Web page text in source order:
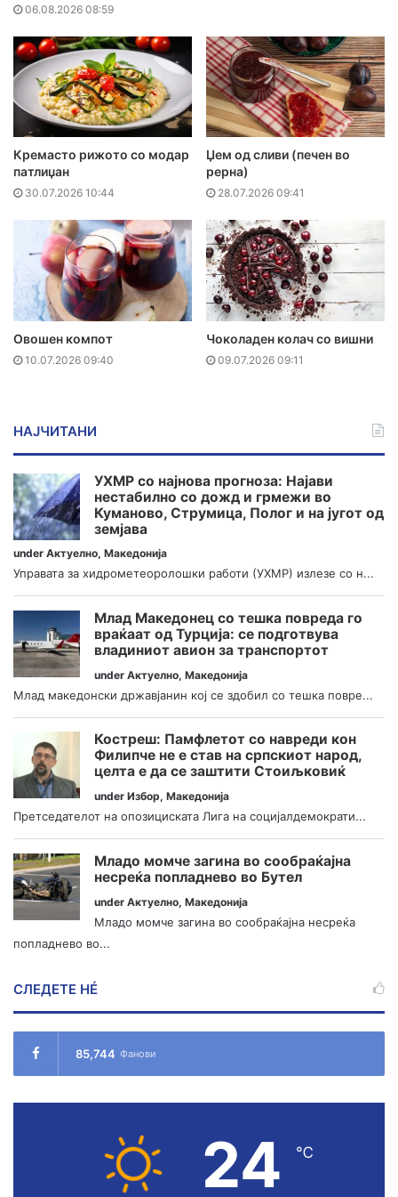
06.08.2026 08:59
Кремасто рижото со модар
патлиџан
30.07.2026 10:44
Џем од сливи (печен во
рерна)
28.07.2026 09:41
Овошен компот
10.07.2026 09:40
Чоколаден колач со вишни
09.07.2026 09:11
НАЈЧИТАНИ
УХМР со најнова прогноза: Најави
нестабилно со дожд и грмежи во
Куманово, Струмица, Полог и на југот од
земјава
under Актуелно, Македонија
Управата за хидрометеоролошки работи (УХМР) излезе со н...
Млад Македонец со тешка повреда го
враќаат од Турција: се подготвува
владиниот авион за транспортот
under Актуелно, Македонија
Млад македонски државјанин кој се здобил со тешка повре...
Костреш: Памфлетот со навреди кон
Филипче не е став на српскиот народ,
целта е да се заштити Стоиљковиќ
under Избор, Македонија
Претседателот на опозициската Лига на социјалдемократи...
Младо момче загина во сообраќајна
несреќа попладнево во Бутел
under Актуелно, Македонија
Младо момче загина во сообраќајна несреќа
попладнево во...
СЛЕДЕТЕ НÉ
85,744 Фанови
24 ℃